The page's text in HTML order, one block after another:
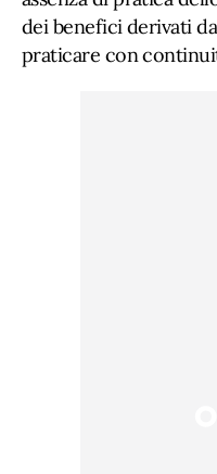
dei benefici derivati
praticare con